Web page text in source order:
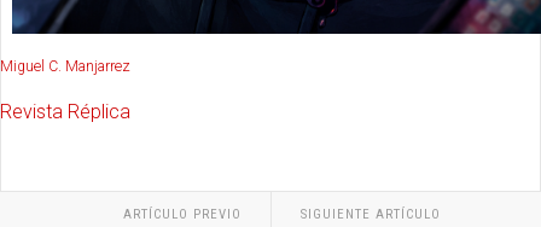
Miguel C. Manjarrez
Revista Réplica
ARTÍCULO PREVIO SIGUIENTE ARTÍCULO